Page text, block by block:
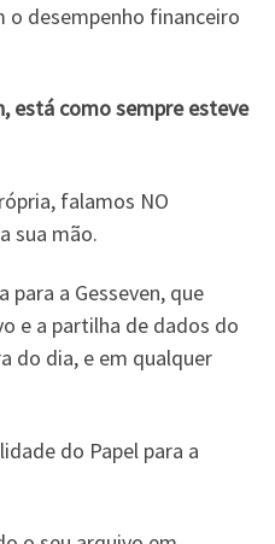
desempenho financeiro
está como sempre esteve
falamos NO
sua mão.
para a Gesseven, que
e a partilha de dados do
do dia, e em qualquer
do Papel para a